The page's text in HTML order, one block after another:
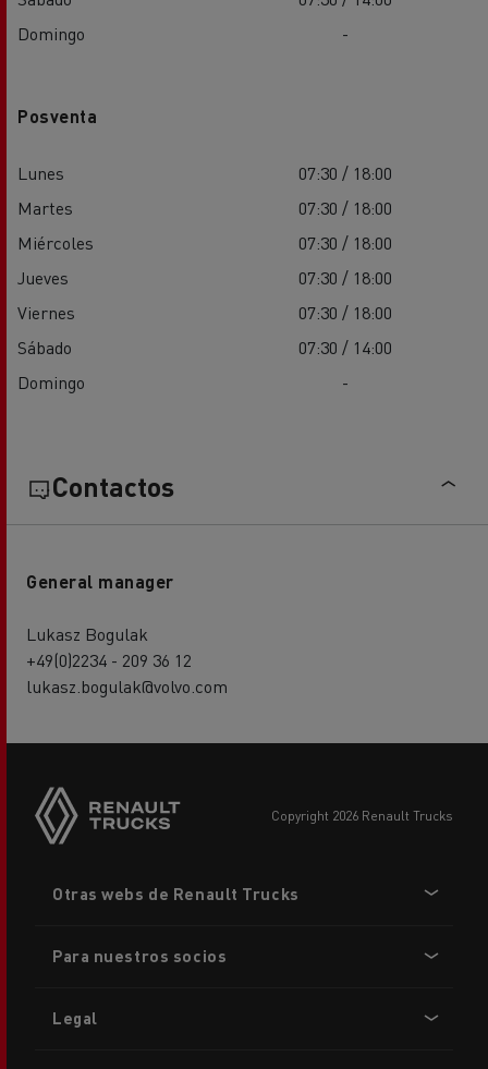
Domingo
-
Posventa
Lunes
07:30 / 18:00
Martes
07:30 / 18:00
Miércoles
07:30 / 18:00
Jueves
07:30 / 18:00
Viernes
07:30 / 18:00
Sábado
07:30 / 14:00
Domingo
-
Contactos
General manager
Lukasz Bogulak
+49(0)2234 - 209 36 12
lukasz.bogulak@volvo.com
copyright 2026 Renault Trucks
menu
Otras webs de Renault Trucks
Para nuestros socios
Legal